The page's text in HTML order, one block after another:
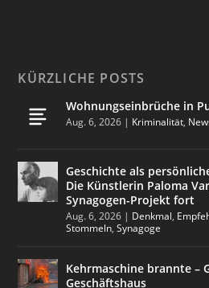
KÜRZLICHE POSTS
Wohnungseinbrüche in
Aug. 6, 2026 | Kriminalität,
Geschichte als
Die Künstlerin Paloma
Synagogen-Projekt fort
Aug. 6, 2026 | Denkmal,
Stommeln,Synagoge
Kehrmaschine brannte –
Geschäftshaus